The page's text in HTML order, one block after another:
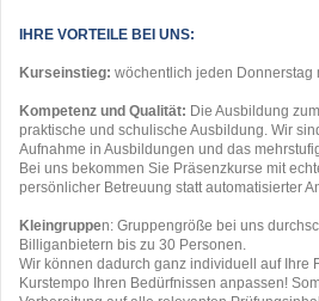
IHRE VORTEILE BEI UNS:
Kurseinstieg: wöchentlich jeden Donnerstag
Kompetenz und Qualität: Die Ausbildung
praktische und schulische Ausbildung. Wir
Aufnahme in Ausbildungen und das
Bei uns bekommen Sie Präsenzkurse mit
persönlicher Betreuung statt automatisierter
Kleingruppen: Gruppengröße bei uns
Billiganbietern bis zu 30 Personen.
Wir können dadurch ganz individuell auf Ihre
Kurstempo Ihren Bedürfnissen anpassen!